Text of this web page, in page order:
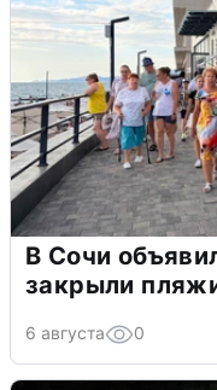
В Сочи
закрыли
6 августа 0